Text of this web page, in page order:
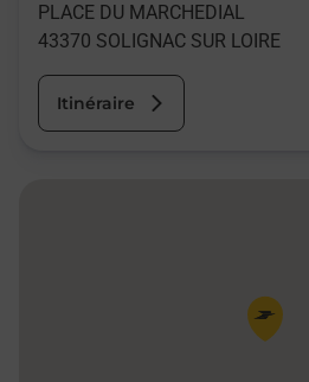
PLACE DU MARCHEDIAL
43370 SOLIGNAC SUR LOIRE
Itinéraire
Pin de la